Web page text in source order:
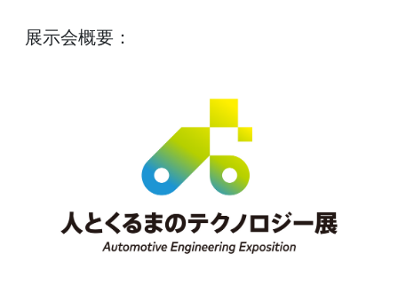
展示会概要：